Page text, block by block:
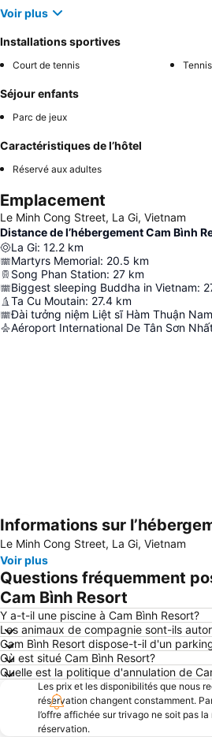
Voir plus
Installations sportives
Court de tennis
Séjour enfants
Parc de jeux
Caractéristiques de l’hôtel
Réservé aux adultes
Emplacement
Le Minh Cong Street, La Gi, Vietnam
Distance de l’hébergement Cam Bình
La Gi: 12.2 km
Martyrs Memorial: 20.5 km
Song Phan Station: 27 km
Biggest sleeping Buddha in Vietnam:
Ta Cu Moutain: 27.4 km
Đài tưởng niệm Liệt sĩ Hàm Thuận Nam
Aéroport International De Tân Sơn
Agrandir la carte
Informations sur
Le Minh Cong Street, La Gi, Vietnam
Voir plus
Questions fréquemment
Cam Bình Resort
Y a-t-il une piscine à Cam Bình Resort?
Les animaux de compagnie sont-ils
Cam Bình Resort dispose-t-il d'un
Où est situé Cam Bình Resort?
Quelle est la politique d'annulation de
Les prix et les disponibilités que nous
réservation changent constamment.
l’offre affichée sur trivago ne soit pas
réservation.